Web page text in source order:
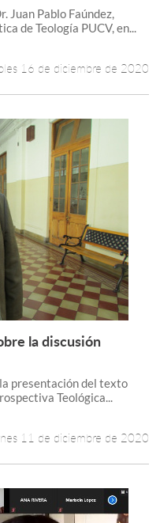
Juan Pablo Faúndez,
de Teología PUCV, en...
16 de diciembre de 2020
Leer más +
la discusión
presentación del texto
Teológica...
11 de diciembre de 2020